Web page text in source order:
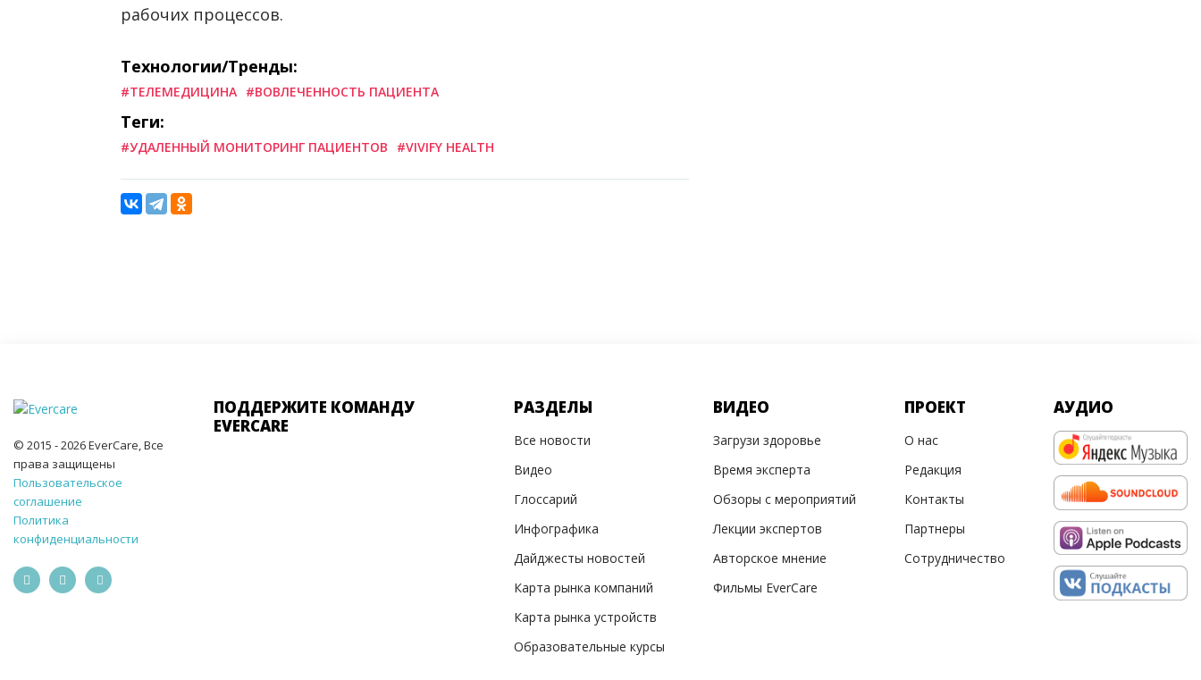
рабочих процессов.
Технологии/Тренды:
#ТЕЛЕМЕДИЦИНА #ВОВЛЕЧЕННОСТЬ ПАЦИЕНТА
Теги:
#УДАЛЕННЫЙ МОНИТОРИНГ ПАЦИЕНТОВ #VIVIFY HEALTH
© 2015 - 2026 EverCare, Все
права защищены
Пользовательское
соглашение
Политика
конфиденциальности
ПОДДЕРЖИТЕ КОМАНДУ
EVERCARE
РАЗДЕЛЫ
Все новости
Видео
Глоссарий
Инфографика
Дайджесты новостей
Карта рынка компаний
Карта рынка устройств
Образовательные курсы
ВИДЕО
Загрузи здоровье
Время эксперта
Обзоры с мероприятий
Лекции экспертов
Авторское мнение
Фильмы EverCare
ПРОЕКТ
О нас
Редакция
Контакты
Партнеры
Сотрудничество
АУДИО